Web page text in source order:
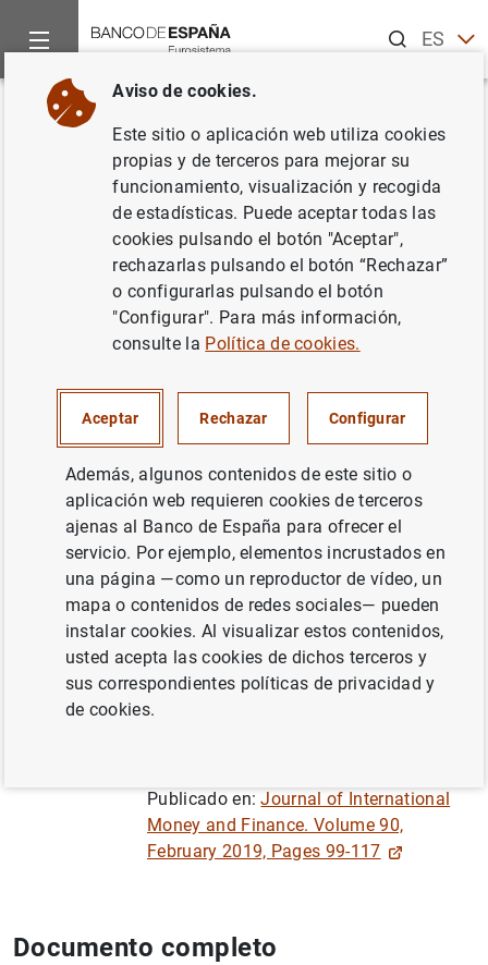
ESEN
Inicio Publicaciones
Volver
Financial institutions’ business
models and the global
transmission of monetary policy
Ricardo Correa , Patty Duijm , Jon Frost ,
Jakob de Haan , Leo de Haan y Viktors
Stebunovs
TRANSMISIÓN DE POLÍTICA MONETARIA
INSTITUCIONES FINANCIERAS, BANCOS
POLÍTICA MONETARIA
Publicado en:Journal of International
Money and Finance. Volume 90,
February 2019, Pages 99-117
Documento completo
Aviso de cookies.
Este sitio o aplicación web utiliza cookies
propias y de terceros para mejorar su
funcionamiento, visualización y recogida
de estadísticas. Puede aceptar todas las
cookies pulsando el botón "Aceptar",
rechazarlas pulsando el botón “Rechazar”
o configurarlas pulsando el botón
"Configurar". Para más información,
consulte la Política de cookies.
Aceptar Rechazar Configurar
Además, algunos contenidos de este sitio o
aplicación web requieren cookies de terceros
ajenas al Banco de España para ofrecer el
servicio. Por ejemplo, elementos incrustados en
una página —como un reproductor de vídeo, un
mapa o contenidos de redes sociales— pueden
instalar cookies. Al visualizar estos contenidos,
usted acepta las cookies de dichos terceros y
sus correspondientes políticas de privacidad y
de cookies.